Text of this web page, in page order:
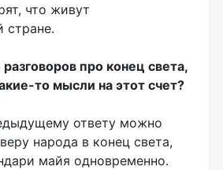
что живут
стране.
про конец света,
то мысли на этот счет?
ответу можно
народа в конец света,
майя одновременно.